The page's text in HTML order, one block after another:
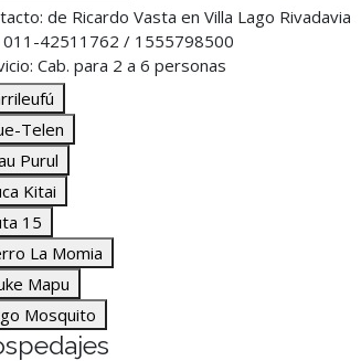
de Ricardo Vasta en Villa Lago Rivadavia
011-42511762 / 1555798500
Cab. para 2 a 6 personas
Telen
Purul
Kitai
15
La Momia
Mapu
Mosquito